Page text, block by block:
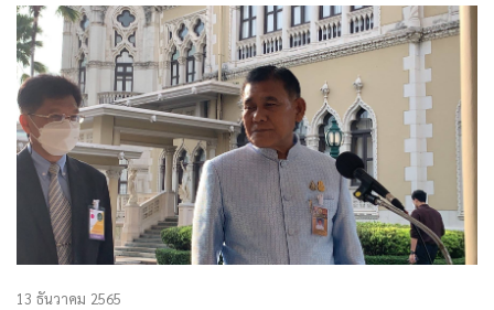
รัฐมนตรีช่วยว่าการกระทรวงศึกษาธิการ ผู้คัดค้าน เรื่อง การฝ่าฝืน
หรือไม่ปฏิบัติตามมาตรฐานทางจริยธรรมอย่างร้ายแรง
13 ธันวาคม 2565